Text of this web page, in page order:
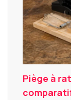
Piège à